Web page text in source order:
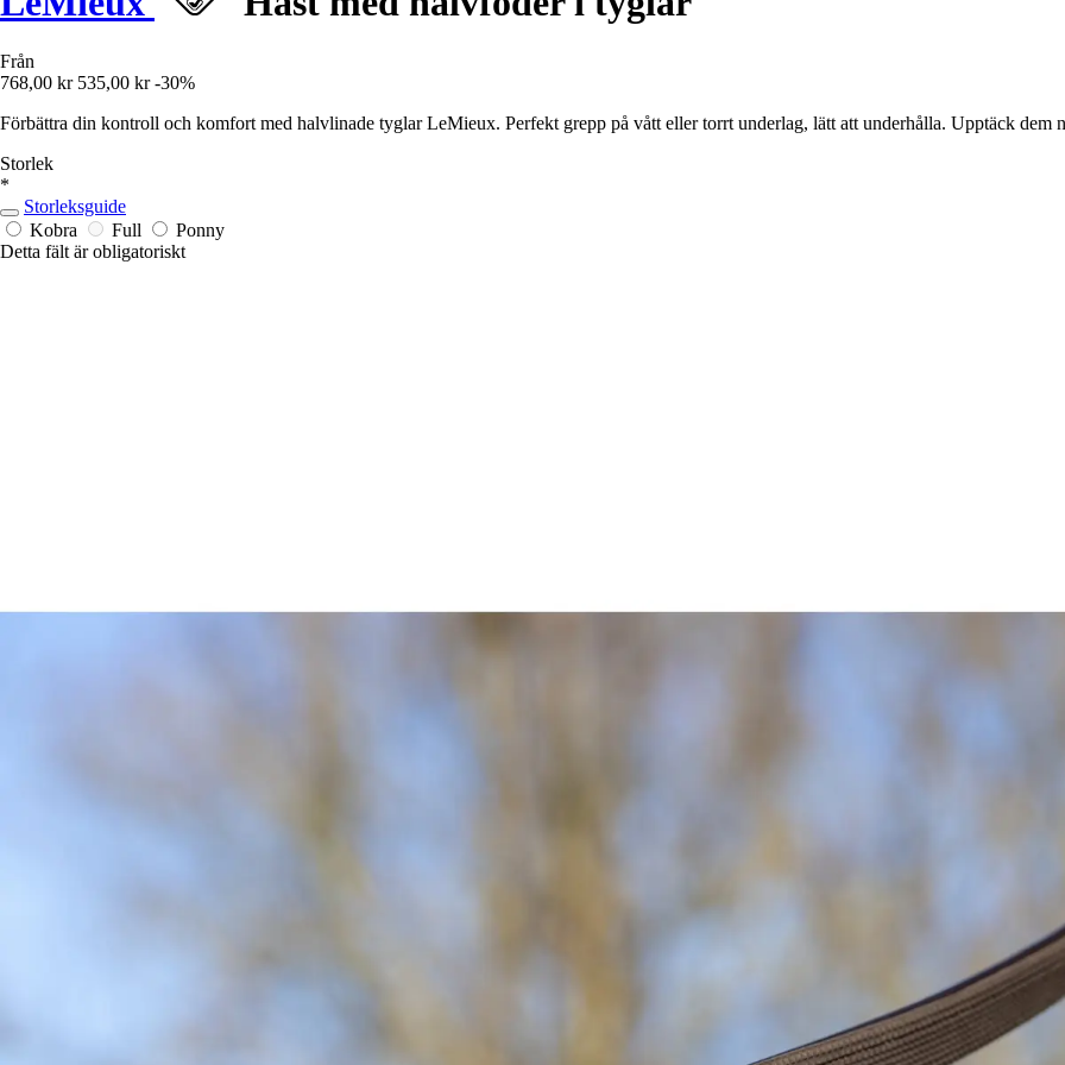
Från
768,00 kr 535,00 kr -30%
Förbättra din kontroll och komfort med halvlinade tyglar LeMieux. Perfekt grepp på vått eller torrt underlag, lätt att underhålla. Upptäck dem
Storlek
*
Storleksguide
Kobra
Full
Ponny
Detta fält är obligatoriskt